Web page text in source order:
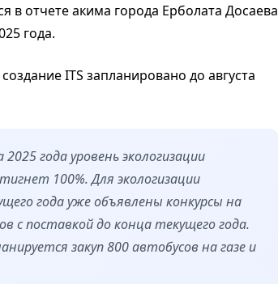
в отчете акима города Ерболата Досаева
года.
ITS запланировано до августа
года уровень экологизации
100%. Для экологизации
года уже объявлены конкурсы на
с поставкой до конца текущего года.
закуп 800 автобусов на газе и